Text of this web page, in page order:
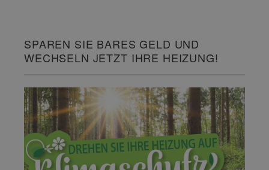
SPAREN SIE BARES GELD UND
WECHSELN JETZT IHRE HEIZUNG!